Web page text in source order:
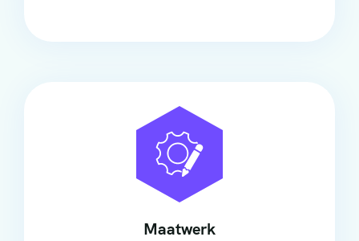
Maatwerk